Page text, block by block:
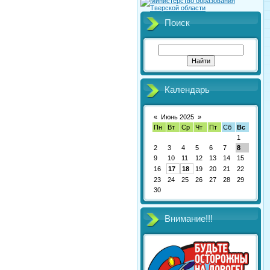
Поиск
Календарь
« Июнь 2025 »
Пн
Вт Ср Чт Пт Сб
Вс
1
2
3 4 5 6 7
8
9
10 11 12 13 14
15
16
17 18 19 20 21
22
23
24 25 26 27 28
29
30
Внимание!!!